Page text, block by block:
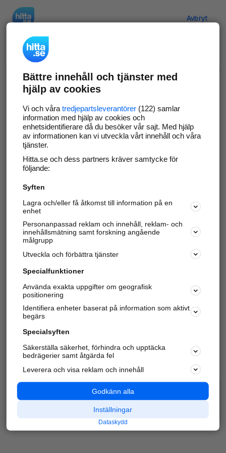
Avbryt
Verifiera ditt företag
Gör som 69 559företag
företagssida på hitta.se och syns bättre mot
kunder i ditt närområde. Helt kostnadsfritt.
Uppdatera din företagsinformation
Svara på och hantera dina omdömen
Har du redan verifierat ditt företag? Logga in
Varje vecka besöker du och4 miljoner
andra
härliga användare oss för att hitta rätt lokal
information om företag, privatpersoner och
platser.
Bättre innehåll och tjänster med
hjälp av cookies
Vi och våra tredjepartsleverantörer(122) samlar
information med hjälp av cookies och
enhetsidentifierare då du besöker vår sajt. Med hjälp
av informationen kan vi utveckla vårt innehåll och våra
tjänster.
Hitta.se och dess partners kräver samtycke för
följande:
Syften
Lagra och/eller få åtkomst till information på en
enhet
Personanpassad reklam och innehåll, reklam- och
innehållsmätning samt forskning angående
målgrupp
Utveckla och förbättra tjänster
Specialfunktioner
Använda exakta uppgifter om geografisk
positionering
Identifiera enheter baserat på information som aktivt
begärs
Specialsyften
Säkerställa säkerhet, förhindra och upptäcka
bedrägerier samt åtgärda fel
Leverera och visa reklam och innehåll
Godkänn alla
Inställningar
Dataskydd